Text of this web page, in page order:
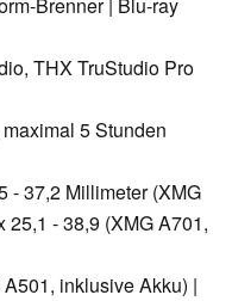
THX TruStudio Pro
5 Stunden
- 37,2 Millimeter (XMG
25,1 - 38,9 (XMG A701,
inklusive Akku) |